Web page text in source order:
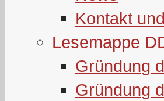
Kontakt
Lesemappe
Gründung
Gründung